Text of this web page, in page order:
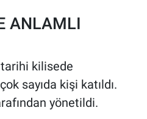
ANLAMLI
kilisede
sayıda kişi katıldı.
yönetildi.